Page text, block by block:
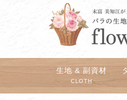
生地 & 副資材
CLOTH